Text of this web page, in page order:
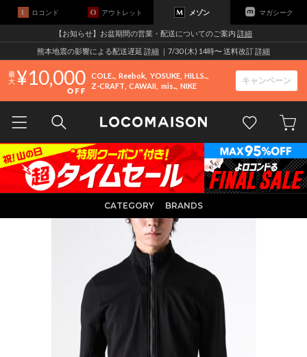
ロコンド アウトレット メゾン マガシーク
【お知らせ】お盆期間の営業・配送についてのご案内 詳細
熊本地震の影響による配送遅延 詳細 ｜7/30 (木) 14時〜 送料改訂詳細
10,000 COLE.. Reebok YOSUKE HILLS..
Z-CRAFT CAWAII mis.. NIKE
キャンペーン
CATEGORY BRANDS